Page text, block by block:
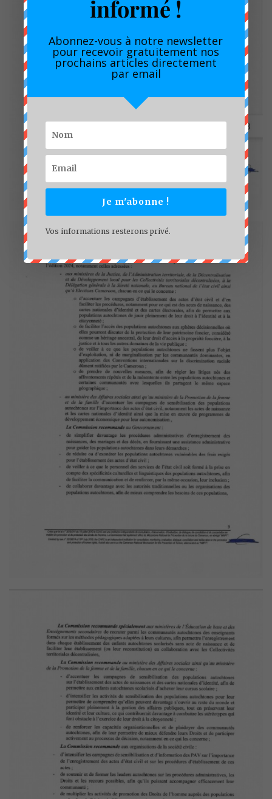
informé !
Abonnez-vous à notre newsletter
pour recevoir gratuitement nos
prochains articles directement
par email
Je m'abonne !
Vos informations resterons privé.